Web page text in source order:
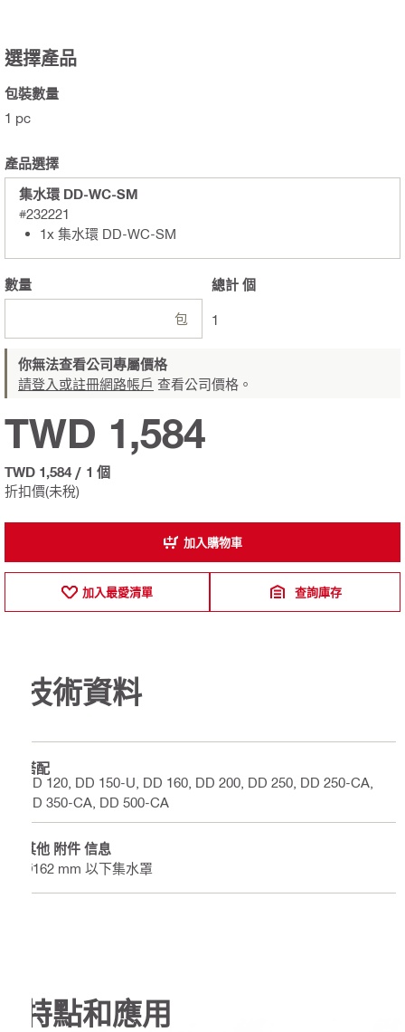
選擇產品
包裝數量
1 pc
產品選擇
集水環 DD-WC-SM
#232221
1x 集水環 DD-WC-SM
數量
包
總計 個
1
你無法查看公司專屬價格
請登入或註冊網路帳戶 查看公司價格。
折扣價(未稅)
TWD 1,584
TWD 1,584 / 1 個
加入購物車
加入最愛清單 查詢庫存
技術資料
搭配
DD 120, DD 150-U, DD 160, DD 200, DD 250, DD 250-CA,
DD 350-CA, DD 500-CA
其他 附件 信息
Ø162 mm 以下集水罩
特點和應用